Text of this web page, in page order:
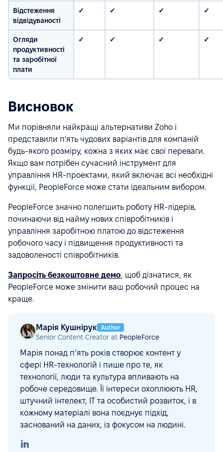
Відстеження
відвідуваності
✓ ✓ ✓ ✓
Огляди
продуктивності
та заробітної
плати
✓ ✓ ✓ ✓
Висновок
Ми порівняли найкращі альтернативи Zoho і
представили п'ять чудових варіантів для компаній
будь-якого розміру, кожна з яких має свої переваги.
Якщо вам потрібен сучасний інструмент для
управління HR-проектами, який включає всі необхідні
функції, PeopleForce може стати ідеальним вибором.
PeopleForce значно полегшить роботу HR-лідерів,
починаючи від найму нових співробітників і
управління заробітною платою до відстеження
робочого часу і підвищення продуктивності та
задоволеності співробітників.
Запросіть безкоштовне демо, щоб дізнатися, як
PeopleForce може змінити ваш робочий процес на
краще.
Марія Кушнірук Author
Senior Content Creator at PeopleForce
Марія понад п’ять років створює контент у
сфері HR-технологій і пише про те, як
технології, люди та культура впливають на
робоче середовище. Її інтереси охоплюють HR,
штучний інтелект, ІТ та особистий розвиток, і в
кожному матеріалі вона поєднує підхід,
заснований на даних, із фокусом на людині.